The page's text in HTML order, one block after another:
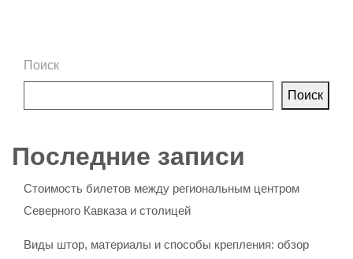
Поиск
Поиск
Последние записи
Стоимость билетов между региональным центром
Северного Кавказа и столицей
Виды штор, материалы и способы крепления: обзор